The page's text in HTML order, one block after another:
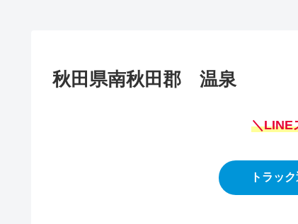
秋田県南秋田郡 温泉
＼LINE
トラッ